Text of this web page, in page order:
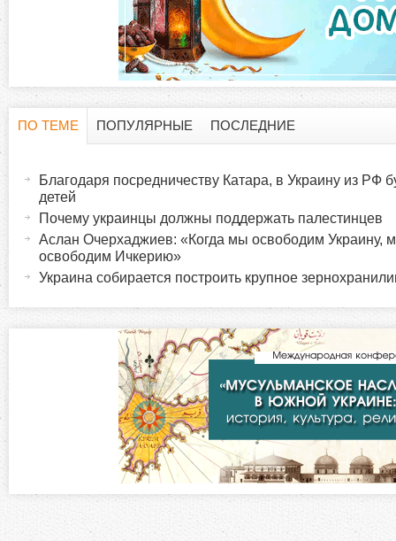
а
ПО ТЕМЕ
ПОПУЛЯРНЫЕ ПОСЛЕДНИЕ
Благодаря посредничеству Катара, в Украину из РФ
детей
Почему украинцы должны поддержать палестинцев
Аслан Очерхаджиев: «Когда мы освободим Украину,
освободим Ичкерию»
Украина собирается построить крупное